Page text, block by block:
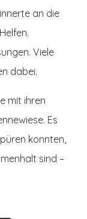
an die
Viele
dabei.
mit ihren
Es
konnten,
sind –